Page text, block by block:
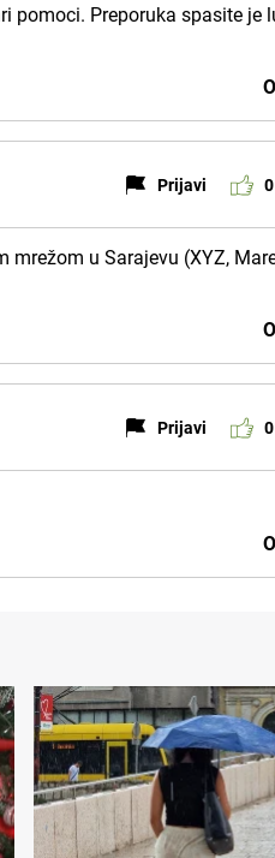
pomoci. Preporuka spasite je
Prijavi 0
mrežom u Sarajevu (XYZ,
Prijavi 0